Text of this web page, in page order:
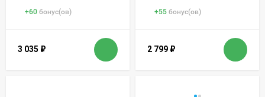
+60 бонус(ов)
3 035 ₽
+55 бонус(ов)
2 799 ₽